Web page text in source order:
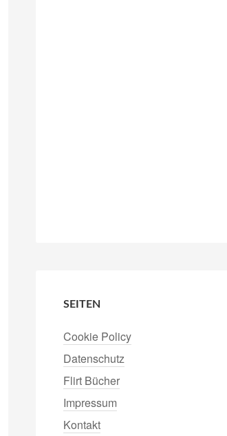
SEITEN
Cookie Policy
Datenschutz
Flirt Bücher
Impressum
Kontakt